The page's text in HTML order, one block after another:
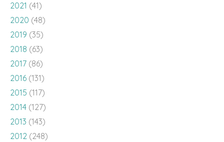
2021 (41)
2020 (48)
2019 (35)
2018 (63)
2017 (86)
2016 (131)
2015 (117)
2014 (127)
2013 (143)
2012 (248)